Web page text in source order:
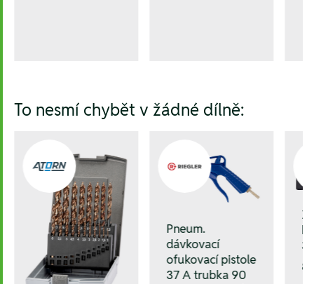
To nesmí chybět v žádné dílně:
Pneum.
dávkovací
ofukovací pistole
37 A trubka 90